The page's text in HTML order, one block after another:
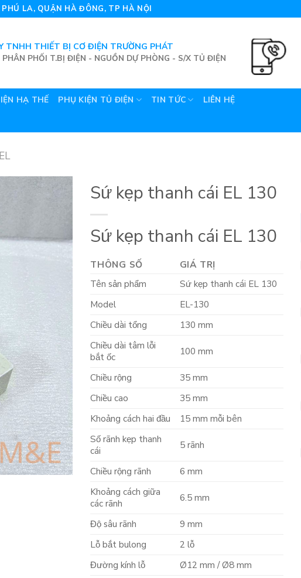
LA, QUẬN HÀ ĐÔNG, TP HÀ NỘI
TNHH THIẾT BỊ CƠ ĐIỆN TRƯỜNG PHÁT
PHÂN PHỐI T.BỊ ĐIỆN - NGUỒN DỰ PHÒNG - S/X TỦ ĐIỆN
HẠ THẾ PHỤ KIỆN TỦ ĐIỆN TIN TỨC
LIÊN HỆ
Sứ kẹp thanh cái EL 130
Sứ kẹp thanh cái EL 130
THÔNG SỐ
GIÁ TRỊ
Tên sản phẩm
Sứ kẹp thanh cái EL 130
Model
EL-130
Chiều dài tổng
130 mm
Chiều dài tâm lỗi
bắt ốc
100 mm
Chiều rộng
35 mm
Chiều cao
35 mm
Khoảng cách hai đầu
15 mm mỗi bên
Số rãnh kẹp thanh
cái
5 rãnh
Chiều rộng rãnh
6 mm
Khoảng cách giữa
các rãnh
6.5 mm
Độ sâu rãnh
9 mm
Lỗ bắt bulong
2 lỗ
Đường kính lỗ
Ø12 mm / Ø8 mm